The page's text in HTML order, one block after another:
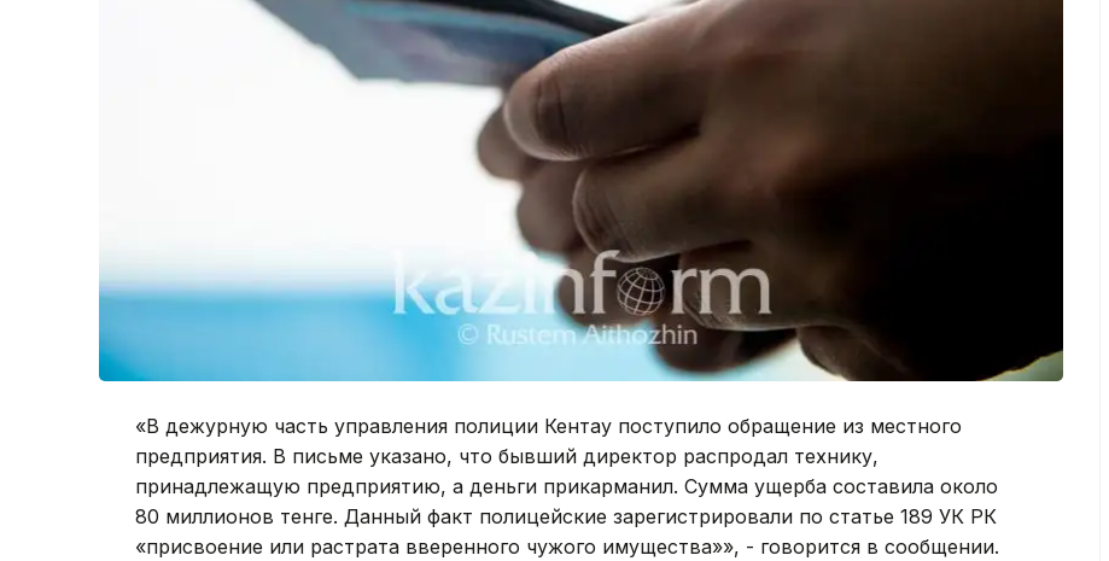
«В дежурную часть управления полиции Кентау поступило обращение из местного
предприятия. В письме указано, что бывший директор распродал технику,
принадлежащую предприятию, а деньги прикарманил. Сумма ущерба составила около
80 миллионов тенге. Данный факт полицейские зарегистрировали по статье 189 УК РК
«присвоение или растрата вверенного чужого имущества»», - говорится в сообщении.